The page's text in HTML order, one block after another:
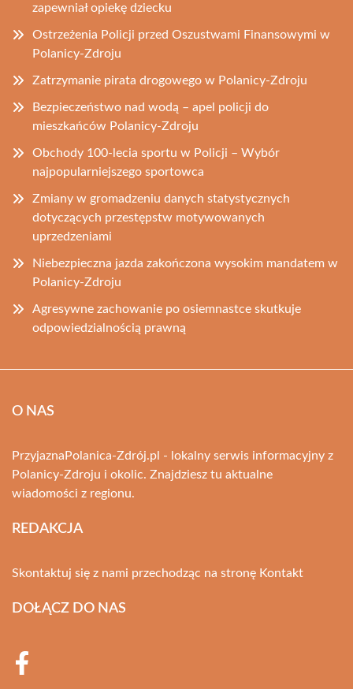
zapewniał opiekę dziecku
Ostrzeżenia Policji przed Oszustwami Finansowymi w
Polanicy-Zdroju
Zatrzymanie pirata drogowego w Polanicy-Zdroju
Bezpieczeństwo nad wodą – apel policji do
mieszkańców Polanicy-Zdroju
Obchody 100-lecia sportu w Policji – Wybór
najpopularniejszego sportowca
Zmiany w gromadzeniu danych statystycznych
dotyczących przestępstw motywowanych
uprzedzeniami
Niebezpieczna jazda zakończona wysokim mandatem w
Polanicy-Zdroju
Agresywne zachowanie po osiemnastce skutkuje
odpowiedzialnością prawną
O NAS
PrzyjaznaPolanica-Zdrój.pl - lokalny serwis informacyjny z
Polanicy-Zdroju i okolic. Znajdziesz tu aktualne
wiadomości z regionu.
REDAKCJA
Skontaktuj się z nami przechodząc na stronę Kontakt
DOŁĄCZ DO NAS